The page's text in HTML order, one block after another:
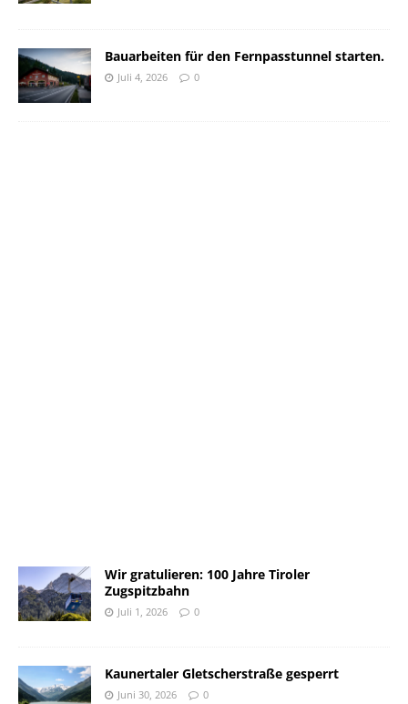
Bauarbeiten für den Fernpasstunnel starten.
Juli 4, 2026 0
Wir gratulieren: 100 Jahre Tiroler
Zugspitzbahn
Juli 1, 2026 0
Kaunertaler Gletscherstraße gesperrt
Juni 30, 2026 0